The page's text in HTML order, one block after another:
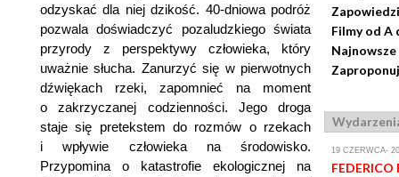
odzyskać dla niej dzikość. 40-dniowa podróż
pozwala doświadczyć pozaludzkiego świata
przyrody z perspektywy człowieka, który
uważnie słucha. Zanurzyć się w pierwotnych
dźwiękach rzeki, zapomnieć na moment
o zakrzyczanej codzienności. Jego droga
staje się pretekstem do rozmów o rzekach
i wpływie człowieka na środowisko.
Przypomina o katastrofie ekologicznej na
Zapowiedzi
Filmy od A
19 CZERWCA-
FEDERICO